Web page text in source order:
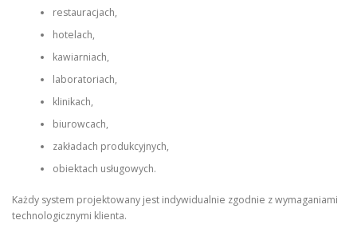
restauracjach,
hotelach,
kawiarniach,
laboratoriach,
klinikach,
biurowcach,
zakładach produkcyjnych,
obiektach usługowych.
Każdy system projektowany jest indywidualnie zgodnie z wymaganiami
technologicznymi klienta.